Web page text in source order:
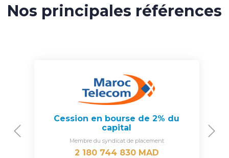
Nos principales références
Cession en bourse de 2% du
capital
Membre du syndicat de placement
2 180 744 830 MAD
Previous